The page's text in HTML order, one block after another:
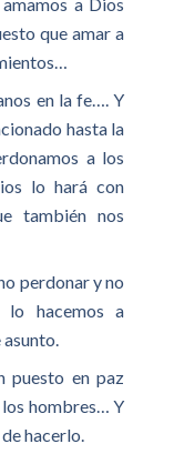
que amar a
en la fe…. Y
hasta la
a los
lo hará con
también nos
perdonar y no
hacemos a
puesto en paz
hombres… Y
hacerlo.